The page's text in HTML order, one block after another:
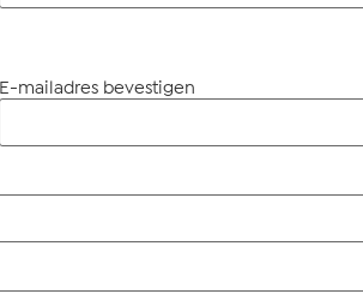
E-mailadres bevestigen